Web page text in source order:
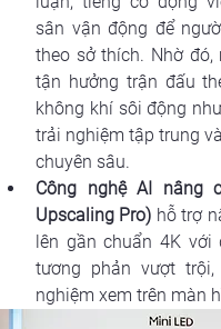
sân vận động để
theo sở thích. Nhờ
tận hưởng trận đấu
không khí sôi động
trải nghiệm tập trung
chuyên sâu.
Công nghệ AI nâng
Upscaling Pro) hỗ trợ
lên gần chuẩn 4K
tương phản vượt
nghiệm xem trên màn